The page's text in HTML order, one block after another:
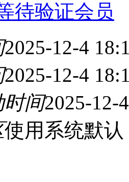
待验证会员
2025-12-4
2025-12-4
时间2025-12-
使用系统默认